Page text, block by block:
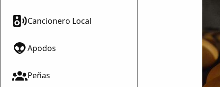
Cancionero Local
Apodos
Peñas